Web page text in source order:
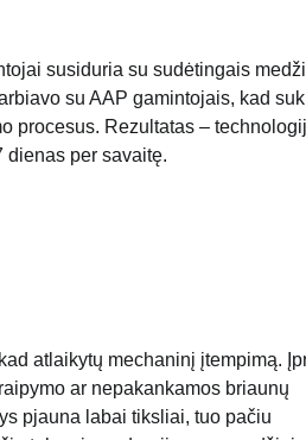
susiduria su sudėtingais
su AAP gamintojais, kad
procesus. Rezultatas –
dienas per savaitę.
atlaikytų mechaninį įtempimą.
ar nepakankamos briaunų
pjauna labai tiksliai, tuo pačiu